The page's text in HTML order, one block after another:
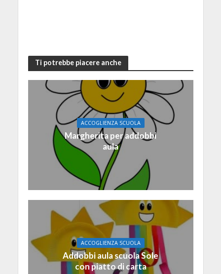
Ti potrebbe piacere anche
ACCOGLIENZA SCUOLA
Margherita per addobbi
aula
ACCOGLIENZA SCUOLA
Addobbi aula scuola Sole
con piatto di carta